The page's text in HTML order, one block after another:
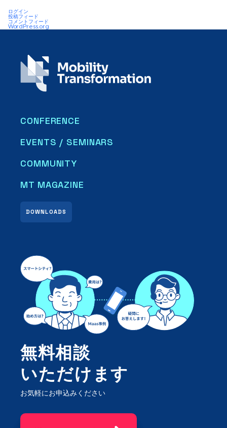
ログイン
投稿フィード
コメントフィード
WordPress.org
CONFERENCE
EVENTS / SEMINARS
COMMUNITY
DOWNLOADS
MT MAGAZINE
無料相談
いただけます
お気軽にお申込みください